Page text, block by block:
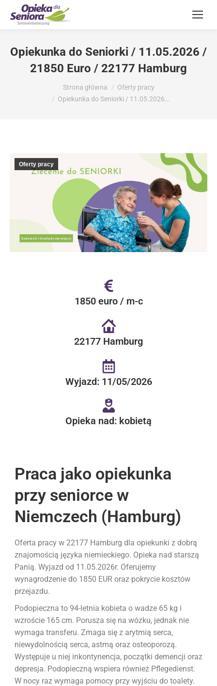
Opiekunka do Seniorki / 11.05.2026 /
21850 Euro / 22177 Hamburg
Strona główna
Oferty pracy
Opiekunka do Seniorki / 11.05.2026…
Oferty pracy
1850 euro / m-c
22177 Hamburg
Wyjazd: 11/05/2026
Opieka nad: kobietą
Praca jako opiekunka
przy seniorce w
Niemczech (Hamburg)
Oferta pracy w 22177 Hamburg dla opiekunki z dobrą
znajomością języka niemieckiego. Opieka nad starszą
Panią. Wyjazd od 11.05.2026r. Oferujemy
wynagrodzenie do 1850 EUR oraz pokrycie kosztów
przejazdu.
Podopieczna to 94-letnia kobieta o wadze 65 kg i
wzroście 165 cm. Porusza się na wózku, jednak nie
wymaga transferu. Zmaga się z arytmią serca,
niewydolnością serca, astmą oraz osteoporozą.
Występuje u niej inkontynencja, początki demencji oraz
depresja. Podopieczną wspiera również Pflegedienst.
W nocy raz wymaga pomocy przy wyjściu do toalety.